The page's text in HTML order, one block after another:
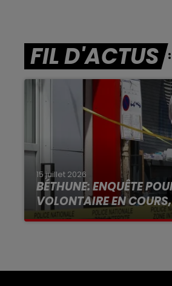
FIL D'ACTUS
15 juillet 2026
BÉTHUNE: ENQUÊTE
VOLONTAIRE EN
Selon les premiers